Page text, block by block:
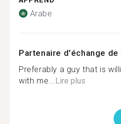
Arabe
Partenaire d'échange
Preferably a guy that is
with me... Lire plus